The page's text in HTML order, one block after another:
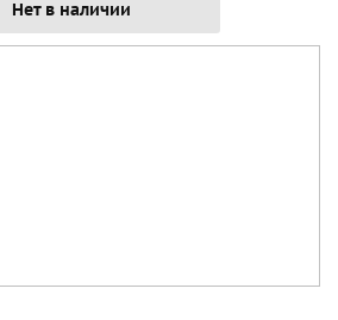
Нет в наличии